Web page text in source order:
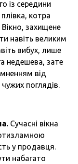
із середини
котра
захищене
навіть великим
вибух, лише
недешева, зате
від
поглядів.
Сучасні вікна
у продавця.
набагато